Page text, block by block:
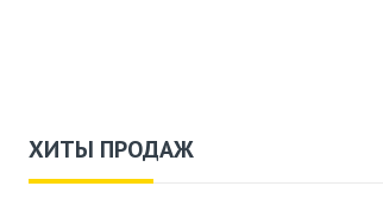
ХИТЫ ПРОДАЖ